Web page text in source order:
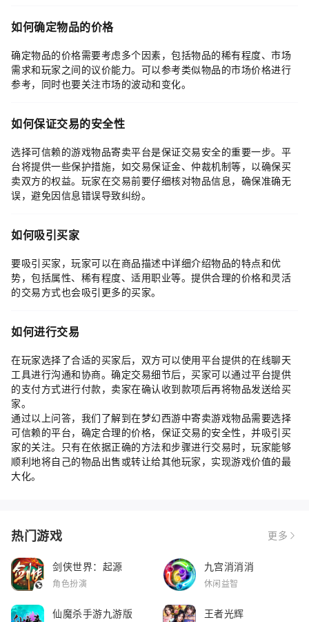
如何确定物品的价格
确定物品的价格需要考虑多个因素，包括物品的稀有程度、市场
需求和玩家之间的议价能力。可以参考类似物品的市场价格进行
参考，同时也要关注市场的波动和变化。
如何保证交易的安全性
选择可信赖的游戏物品寄卖平台是保证交易安全的重要一步。平
台将提供一些保护措施，如交易保证金、仲裁机制等，以确保买
卖双方的权益。玩家在交易前要仔细核对物品信息，确保准确无
误，避免因信息错误导致纠纷。
如何吸引买家
要吸引买家，玩家可以在商品描述中详细介绍物品的特点和优
势，包括属性、稀有程度、适用职业等。提供合理的价格和灵活
的交易方式也会吸引更多的买家。
如何进行交易
在玩家选择了合适的买家后，双方可以使用平台提供的在线聊天
工具进行沟通和协商。确定交易细节后，买家可以通过平台提供
的支付方式进行付款，卖家在确认收到款项后再将物品发送给买
家。
通过以上问答，我们了解到在梦幻西游中寄卖游戏物品需要选择
可信赖的平台，确定合理的价格，保证交易的安全性，并吸引买
家的关注。只有在依据正确的方法和步骤进行交易时，玩家能够
顺利地将自己的物品出售或转让给其他玩家，实现游戏价值的最
大化。
热门游戏 更多
剑侠世界：起源
角色扮演
九宫消消消
休闲益智
仙魔杀手游九游版 王者光辉